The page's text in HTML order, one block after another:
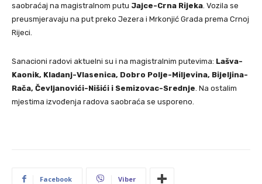
saobraćaj na magistralnom putu Jajce-Crna Rijeka . Vozila se
preusmjeravaju na put preko Jezera i Mrkonjić Grada prema Crnoj
Rijeci.
Sanacioni radovi aktuelni su i na magistralnim putevima: Lašva-
Kaonik, Kladanj-Vlasenica, Dobro Polje-Miljevina, Bijeljina-
Rača, Čevljanovići-Nišići i Semizovac-Srednje . Na ostalim
mjestima izvođenja radova saobraća se usporeno.
Facebook Viber